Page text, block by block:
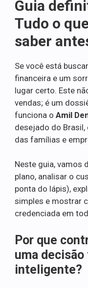
Guia
Tudo o
saber
Se você está
financeira e um
lugar certo. Este
vendas; é um
funciona o Amil
desejado do Brasil,
das famílias e
Neste guia, vamos
plano, analisar o
ponta do lápis),
simples e mostrar
credenciada em
Por que
uma
inteligente?